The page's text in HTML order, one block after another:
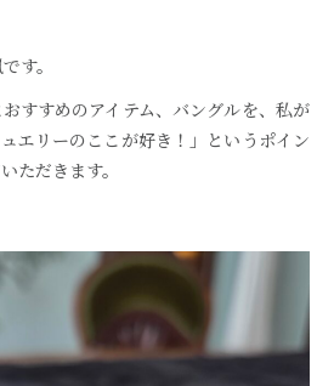
す。
すすめのアイテム、バングルを、私が
エリーのここが好き！」というポイン
ただきます。